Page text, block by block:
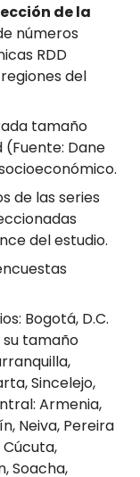
de la
números
RDD
del
tamaño
Dane
de las series
del estudio.
Bogotá, D.C.
tamaño
Sincelejo,
Armenia,
Neiva, Pereira
Soacha,